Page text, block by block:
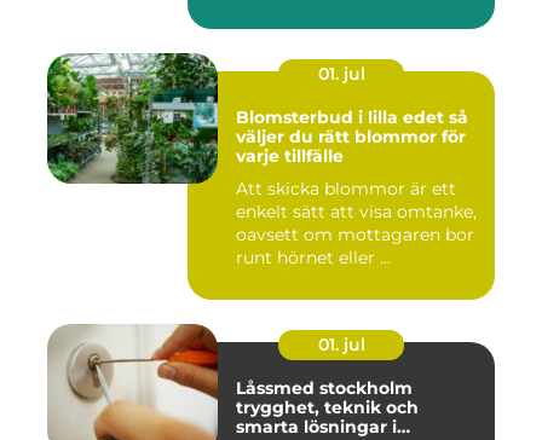
01. jul
Blomsterbud i lilla edet så
väljer du rätt blommor för
varje tillfälle
Att skicka blommor är ett
enkelt sätt att visa omtanke,
oavsett om mottagaren bor
runt hörnet eller ...
01. jul
Låssmed stockholm
trygghet, teknik och
smarta lösningar i